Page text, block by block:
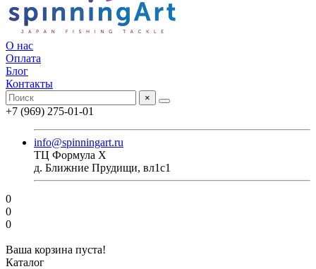
О нас
Оплата
Блог
Контакты
×
+7 (969) 275-01-01
info@spinningart.ru
ТЦ Формула X
д. Ближние Прудищи, вл1с1
0
0
0
Ваша корзина пуста!
Каталог